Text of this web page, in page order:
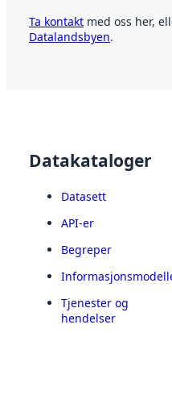
Ta kontakt med oss her,
Datalandsbyen.
Datakataloger
Datasett
API-er
Begreper
Tjenester og
hendelser